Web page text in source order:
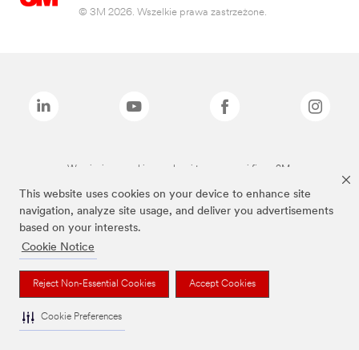
This website uses cookies on your device to enhance site
navigation, analyze site usage, and deliver you advertisements
based on your interests.
Cookie Notice
Reject Non-Essential Cookies Accept Cookies
Cookie Preferences
© 3M 2026. Wszelkie prawa zastrzeżone.
Wymienione marki są znakami towarowymi firmy 3M.